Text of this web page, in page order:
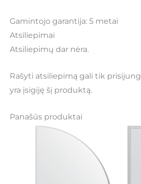
Gamintojo garantija: 5 metai
Atsiliepimai
Atsiliepimų dar nėra.
Rašyti atsiliepimą gali tik
yra įsigiję šį produktą.
Panašūs produktai